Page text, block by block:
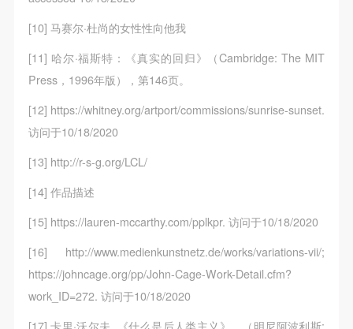
[10] 马赛尔·杜尚的女性性向他我
[11] 哈尔·福斯特：《真实的回归》（Cambridge: The MIT
Press，1996年版），第146页。
[12] https://whitney.org/artport/commissions/sunrise-sunset.
访问于10/18/2020
[13] http://r-s-g.org/LCL/
[14] 作品描述
[15] https://lauren-mccarthy.com/pplkpr. 访问于10/18/2020
[16] http://www.medienkunstnetz.de/works/variations-vii/;
https://johncage.org/pp/John-Cage-Work-Detail.cfm?
work_ID=272. 访问于10/18/2020
[17] 卡里·沃尔夫, 《什么是后人类主义》，（明尼阿波利斯: